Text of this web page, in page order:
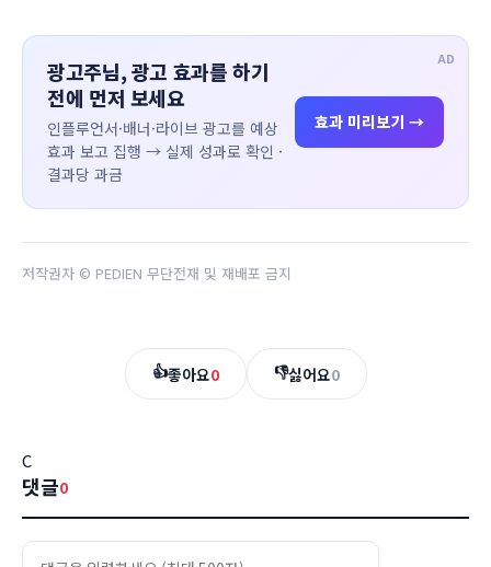
AD
광고주님, 광고 효과를 하기
전에 먼저 보세요
인플루언서·배너·라이브 광고를 예상
효과 보고 집행 → 실제 성과로 확인 ·
결과당 과금
효과 미리보기 →
저작권자 © PEDIEN 무단전재 및 재배포 금지
👍좋아요0 👎싫어요0
C
댓글0